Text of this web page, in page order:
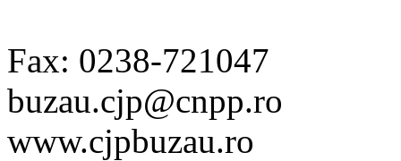
Fax: 0238-721047
buzau.cjp@cnpp.ro
www.cjpbuzau.ro